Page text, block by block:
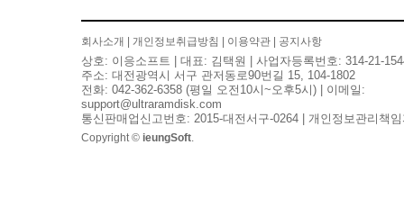
회사소개 개인정보취급방침 이용약관 공지사항
상호: 이응소프트 | 대표: 김택원 | 사업자등록번호: 314-21-
주소: 대전광역시 서구 관저동로90번길 15, 104-1802
전화: 042-362-6358 (평일 오전10시~오후5시) | 이메일:
support@ultraramdisk.com
통신판매업신고번호: 2015-대전서구-0264 | 개인정보관리책
Copyright © ieungSoft.